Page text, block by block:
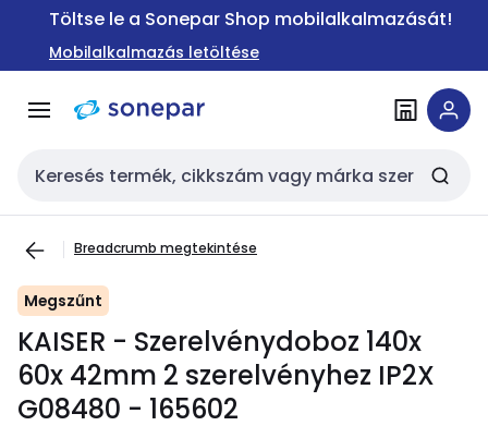
Ugrás a
Ugrás a
tartalomra
Töltse le a Sonepar Shop mobilalkalmazását!
Mobilalkalmazás letöltése
Keresési bemenet
Breadcrumb megtekintése
Megszűnt
KAISER - Szerelvénydoboz 140x
60x 42mm 2 szerelvényhez IP2X
G08480 - 165602